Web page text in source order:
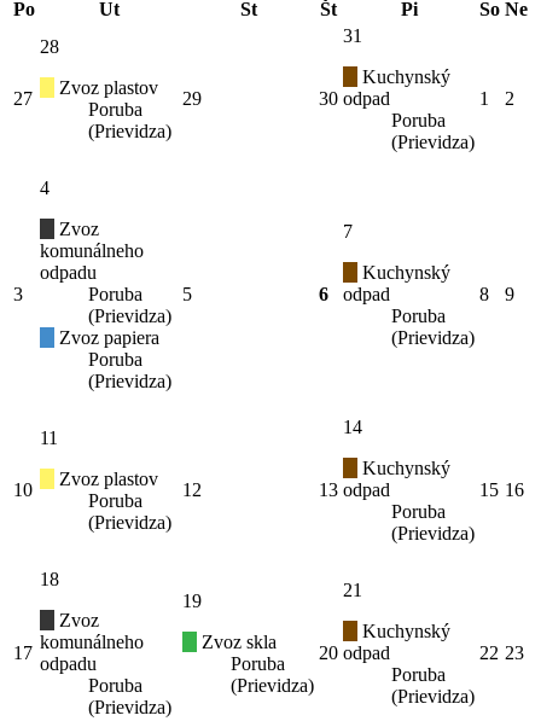
Po Ut St Št Pi So Ne
27
28
Zvoz plastov
Poruba
(Prievidza)
29 30
31
Kuchynský
odpad
Poruba
(Prievidza)
1 2
3
4
Zvoz
komunálneho
odpadu
Poruba
(Prievidza)
Zvoz papiera
Poruba
(Prievidza)
5 6
7
Kuchynský
odpad
Poruba
(Prievidza)
8 9
10
11
Zvoz plastov
Poruba
(Prievidza)
12 13
14
Kuchynský
odpad
Poruba
(Prievidza)
15 16
17
18
Zvoz
komunálneho
odpadu
Poruba
(Prievidza)
19
Zvoz skla
Poruba
(Prievidza)
20
21
Kuchynský
odpad
Poruba
(Prievidza)
22 23